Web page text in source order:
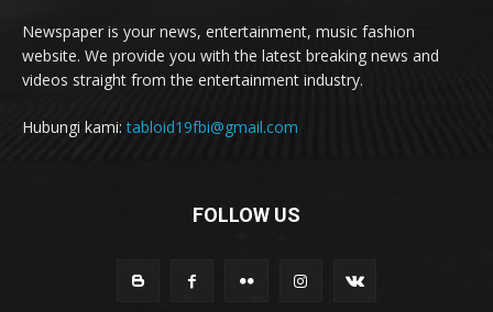
Newspaper is your news, entertainment, music fashion
website. We provide you with the latest breaking news and
videos straight from the entertainment industry.
Hubungi kami:tabloid19fbi@gmail.com
FOLLOW US